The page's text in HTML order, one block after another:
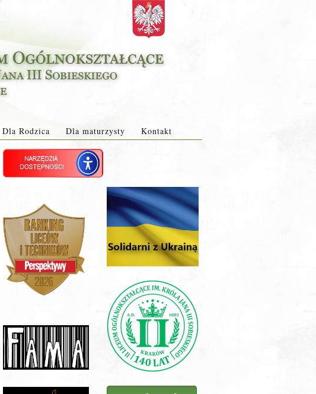
Dla Rodzica Dla maturzysty Kontakt